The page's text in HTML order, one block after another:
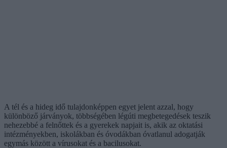
A tél és a hideg idő tulajdonképpen egyet jelent azzal, hogy
különböző járványok, többségében légúti megbetegedések teszik
nehezebbé a felnőttek és a gyerekek napjait is, akik az oktatási
intézményekben, iskolákban és óvodákban óvatlanul adogatják
egymás között a vírusokat és a bacilusokat.